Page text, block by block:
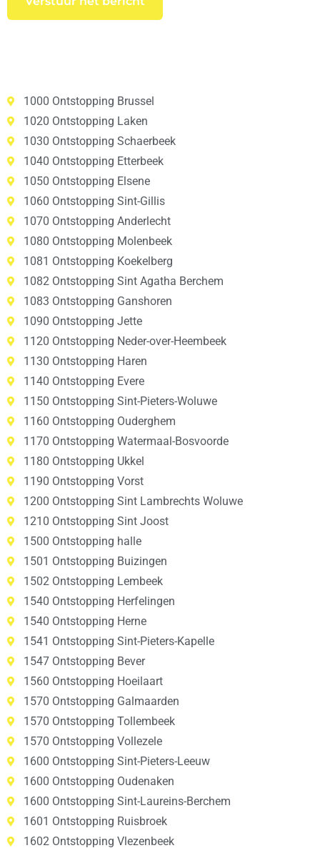
1000 Ontstopping Brussel
1020 Ontstopping Laken
1030 Ontstopping Schaerbeek
1040 Ontstopping Etterbeek
1050 Ontstopping Elsene
1060 Ontstopping Sint-Gillis
1070 Ontstopping Anderlecht
1080 Ontstopping Molenbeek
1081 Ontstopping Koekelberg
1082 Ontstopping Sint Agatha Berchem
1083 Ontstopping Ganshoren
1090 Ontstopping Jette
1120 Ontstopping Neder-over-Heembeek
1130 Ontstopping Haren
1140 Ontstopping Evere
1150 Ontstopping Sint-Pieters-Woluwe
1160 Ontstopping Ouderghem
1170 Ontstopping Watermaal-Bosvoorde
1180 Ontstopping Ukkel
1190 Ontstopping Vorst
1200 Ontstopping Sint Lambrechts Woluwe
1210 Ontstopping Sint Joost
1500 Ontstopping halle
1501 Ontstopping Buizingen
1502 Ontstopping Lembeek
1540 Ontstopping Herfelingen
1540 Ontstopping Herne
1541 Ontstopping Sint-Pieters-Kapelle
1547 Ontstopping Bever
1560 Ontstopping Hoeilaart
1570 Ontstopping Galmaarden
1570 Ontstopping Tollembeek
1570 Ontstopping Vollezele
1600 Ontstopping Sint-Pieters-Leeuw
1600 Ontstopping Oudenaken
1600 Ontstopping Sint-Laureins-Berchem
1601 Ontstopping Ruisbroek
1602 Ontstopping Vlezenbeek